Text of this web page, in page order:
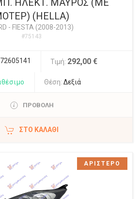
ΗΛΕΚΤ. ΜΑΥΡΟΣ (ΜΕ
(HELLA)
- FIESTA (2008-2013)
#75143
Τιμή: 292,00 €
Θέση: Δεξιά
ΠΡΟΒΟΛΗ
ΣΤΟ ΚΑΛΆΘΙ
ΑΡΙΣΤΕΡΟ